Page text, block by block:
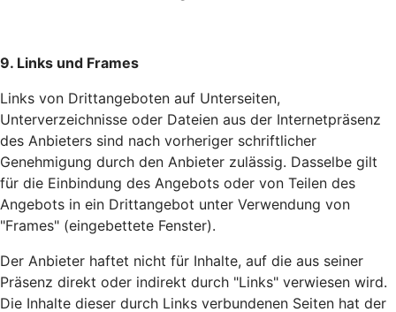
9. Links und Frames
Links von Drittangeboten auf Unterseiten,
Unterverzeichnisse oder Dateien aus der Internetpräsenz
des Anbieters sind nach vorheriger schriftlicher
Genehmigung durch den Anbieter zulässig. Dasselbe gilt
für die Einbindung des Angebots oder von Teilen des
Angebots in ein Drittangebot unter Verwendung von
"Frames" (eingebettete Fenster).
Der Anbieter haftet nicht für Inhalte, auf die aus seiner
Präsenz direkt oder indirekt durch "Links" verwiesen wird.
Die Inhalte dieser durch Links verbundenen Seiten hat der